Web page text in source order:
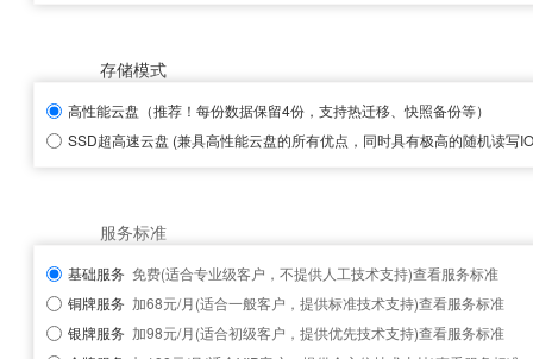
存储模式
高性能云盘 （推荐！每份数据保留4份，支持热迁移、快照备份等）
SSD超高速云盘 (兼具高性能云盘的所有优点，同时具有极高的随机读写
服务标准
基础服务 免费(适合专业级客户，不提供人工技术支持)查看服务标准
铜牌服务 加68元/月(适合一般客户，提供标准技术支持)查看服务标准
银牌服务 加98元/月(适合初级客户，提供优先技术支持)查看服务标准